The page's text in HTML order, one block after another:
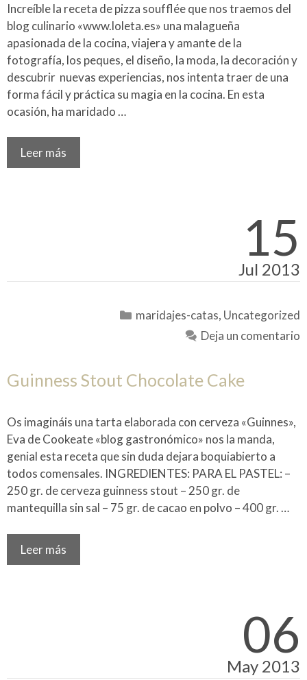
Increíble la receta de pizza soufflée que nos traemos del
blog culinario «www.loleta.es» una malagueña
apasionada de la cocina, viajera y amante de la
fotografía, los peques, el diseño, la moda, la decoración y
descubrir nuevas experiencias, nos intenta traer de una
forma fácil y práctica su magia en la cocina. En esta
ocasión, ha maridado …
Leer más
15
Jul 2013
Categorías
maridajes-catas, Uncategorized
Deja un comentario
Guinness Stout Chocolate Cake
Os imagináis una tarta elaborada con cerveza «Guinnes»,
Eva de Cookeate «blog gastronómico» nos la manda,
genial esta receta que sin duda dejara boquiabierto a
todos comensales. INGREDIENTES: PARA EL PASTEL: –
250 gr. de cerveza guinness stout – 250 gr. de
mantequilla sin sal – 75 gr. de cacao en polvo – 400 gr. …
Leer más
06
May 2013